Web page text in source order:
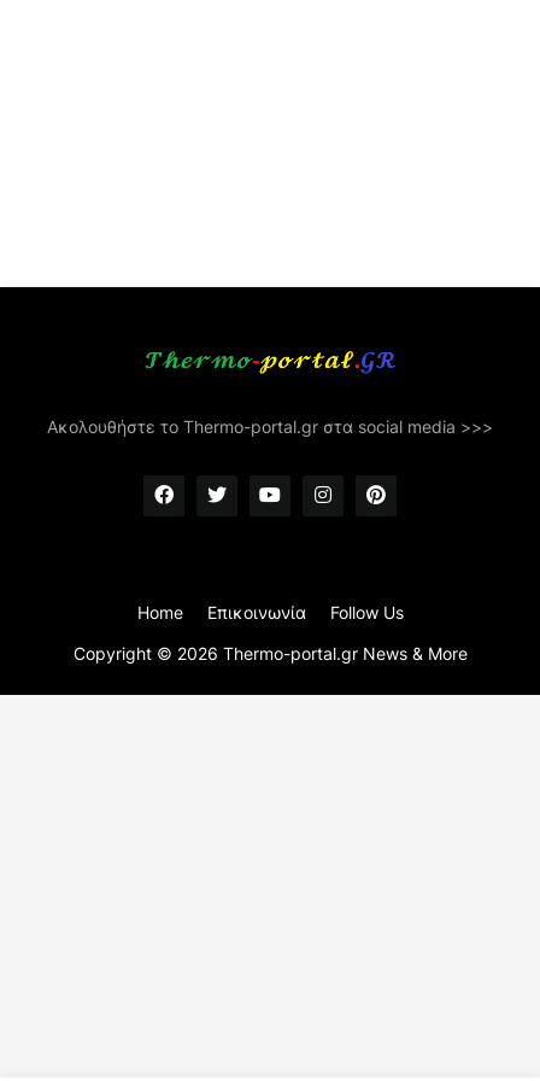
Ακολουθήστε το Thermo-portal.gr στα social media >>>
Copyright © 2026 Thermo-portal.gr News & More
Home Επικοινωνία Follow Us